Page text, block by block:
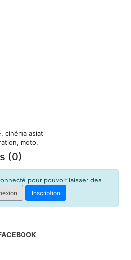
cinéma asiat,
moto,
(0)
pour pouvoir laisser des
Inscription